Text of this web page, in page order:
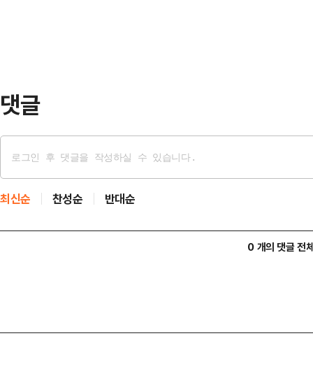
댓글
최신순 찬성순 반대순
0 개의 댓글 전